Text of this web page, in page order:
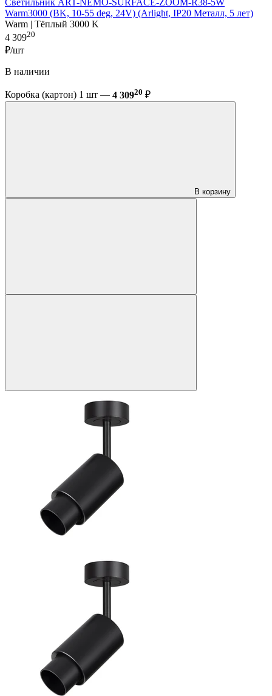
Светильник ART-NEMO-SURFACE-ZOOM-R38-5W
Warm3000 (BK, 10-55 deg, 24V) (Arlight, IP20 Металл, 5 лет)
Warm | Тёплый 3000 K
4 30920
₽/шт
В наличии
Коробка (картон) 1 шт — 4 30920 ₽
В корзину